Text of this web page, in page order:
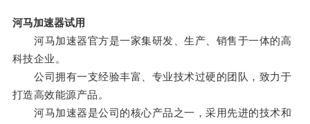
河马加速器试用
河马加速器官方是一家集研发、生产、销售于一体的高
科技企业。
公司拥有一支经验丰富、专业技术过硬的团队，致力于
打造高效能源产品。
河马加速器是公司的核心产品之一，采用先进的技术和